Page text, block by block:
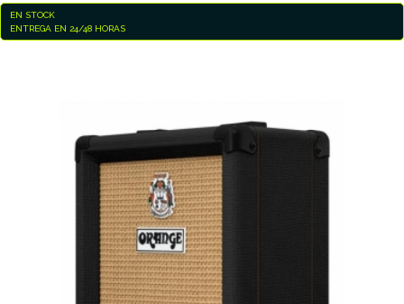
EN STOCK
ENTREGA EN 24/48 HORAS